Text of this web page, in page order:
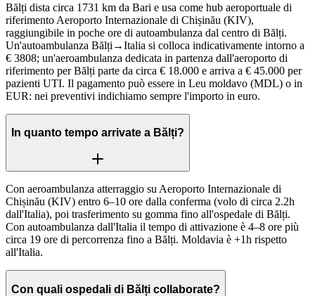
Bălți dista circa 1731 km da Bari e usa come hub aeroportuale di
riferimento Aeroporto Internazionale di Chișinău (KIV),
raggiungibile in poche ore di autoambulanza dal centro di Bălți.
Un'autoambulanza Bălți→Italia si colloca indicativamente intorno a
€ 3808; un'aeroambulanza dedicata in partenza dall'aeroporto di
riferimento per Bălți parte da circa € 18.000 e arriva a € 45.000 per
pazienti UTI. Il pagamento può essere in Leu moldavo (MDL) o in
EUR: nei preventivi indichiamo sempre l'importo in euro.
In quanto tempo arrivate a Bălți?
Con aeroambulanza atterraggio su Aeroporto Internazionale di
Chișinău (KIV) entro 6–10 ore dalla conferma (volo di circa 2.2h
dall'Italia), poi trasferimento su gomma fino all'ospedale di Bălți.
Con autoambulanza dall'Italia il tempo di attivazione è 4–8 ore più
circa 19 ore di percorrenza fino a Bălți. Moldavia è +1h rispetto
all'Italia.
Con quali ospedali di Bălți collaborate?